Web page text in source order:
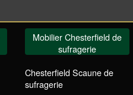
Mobilier Chesterfield de
sufragerie
Chesterfield Scaune de
sufragerie